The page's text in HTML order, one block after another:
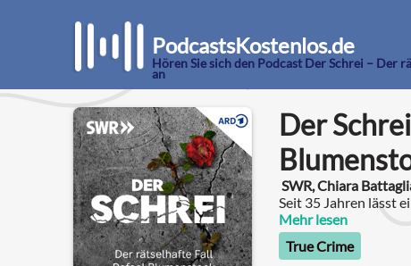
PodcastsKostenlos.de
Hören Sie sich den Podcast Der Schrei – Der
an
Der
SWR, Chiara
Seit 35 Jahren lässt
Der Fall Rafael
Mehr lesen
True Crime